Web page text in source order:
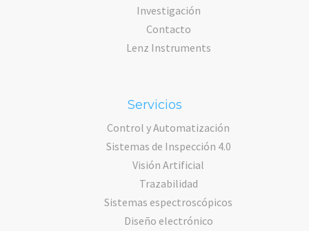
Investigación
Contacto
Lenz Instruments
Servicios
Control y Automatización
Sistemas de Inspección 4.0
Visión Artificial
Trazabilidad
Sistemas espectroscópicos
Diseño electrónico